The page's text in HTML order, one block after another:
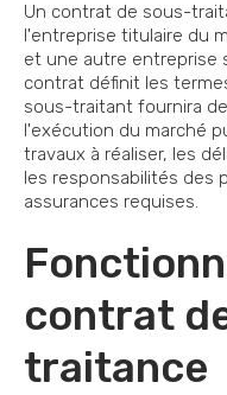
Un contrat de sous-
l'entreprise titulaire du
et une autre entreprise
contrat définit les
sous-traitant fournira
l'exécution du marché
travaux à réaliser, les
les responsabilités des
assurances requises.
contrat
traitance